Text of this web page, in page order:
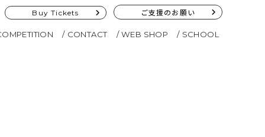
Buy Tickets ご支援のお願い
CONTACT WEB SHOP SCHOOL